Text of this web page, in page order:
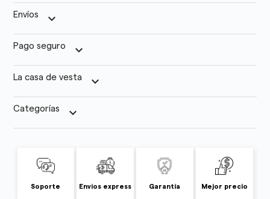
Envíos keyboard_arrow_down
Pago seguro keyboard_arrow_down
La casa de vesta keyboard_arrow_down
Categorías keyboard_arrow_down
Soporte Envíos express Garantía Mejor precio